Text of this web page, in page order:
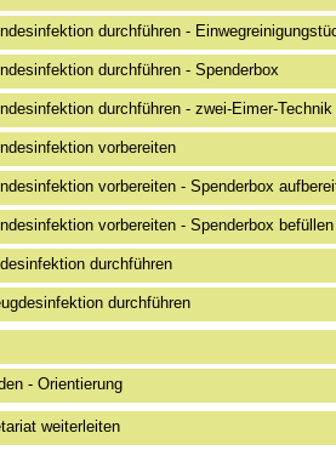
durchführen -
durchführen - Spenderbox
durchführen - zwei-Eimer-Technik
vorbereiten
vorbereiten - Spenderbox
vorbereiten - Spenderbox befüllen
durchführen
durchführen
- Orientierung
weiterleiten